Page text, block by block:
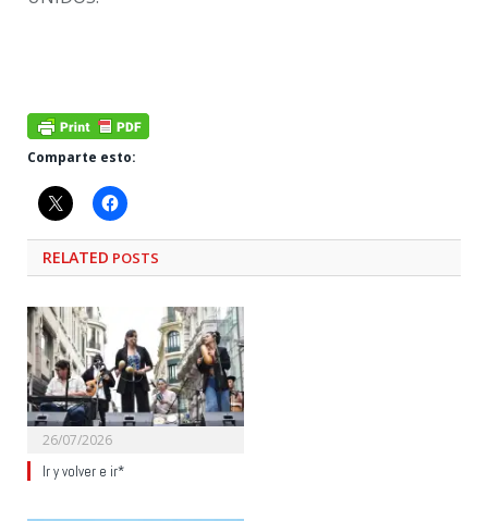
Comparte esto:
RELATED POSTS
26/07/2026
Ir y volver e ir*